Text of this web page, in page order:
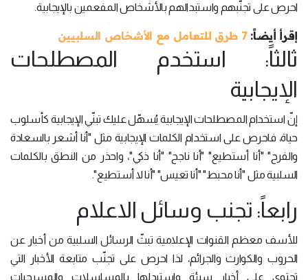
احرص على تجنّبهم واستبدالهم بالأشخاص المفعمين بالإيجابية.
إقرأ أيضاً:7 طرق للتعامل مع الأشخاص السلبيين
ثالثاً: استخدم المصطلحات
الإيجابية
إنّ استخدام المصطلحات الإيجابية يُسهّل عليك تبنّي الإيجابية كأسلوب
حياة، فاحرص على استخدام الكلمات الإيجابية مثل "أنا أشعر بالسعادة
والفرح" "أنا أستطيع" "أنا ناجح" "أنا ذكي"، واحذر من النطق بالكلمات
السلبية مثل "أنا محبط" "أنا تعيس" "أنا لا أستطيع".
رابعاً: تجنب وسائل الاعلام
للأسف معظم القنوات الإعلامية تبثّ الرسائل السلبية من أخبار عن
الحروب والكوارث والجرائم، لذا احرص على تجنّب متابعة الأخبار التي
تحتوي على أخبار سيئة واستبدلها بالمسلسلات والمسرحيات